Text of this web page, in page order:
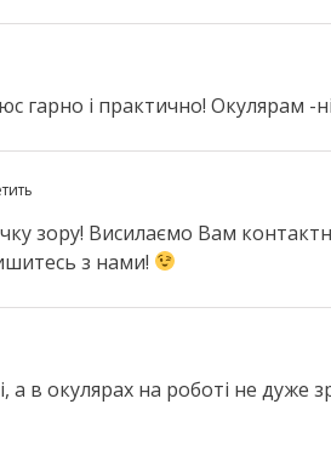
гарно і практично! Окулярам -
зору! Висилаємо Вам контактні
з нами!
а в окулярах на роботі не дуже